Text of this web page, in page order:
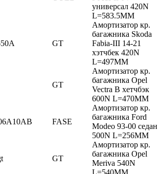
универсал 420N
L=583.5MM
GT
Амортизатор кр.
багажника Skoda
Fabia-III 14-21
хэтчбек 420N
L=497MM
GT
Амортизатор кр.
багажника Opel
Vectra В хетчбэк
600N L=470MM
FASE
Амортизатор кр.
багажника Ford
Modeo 93-00 седан
500N L=256MM
GT
Амортизатор кр.
багажника Opel
Meriva 540N
L=540MM